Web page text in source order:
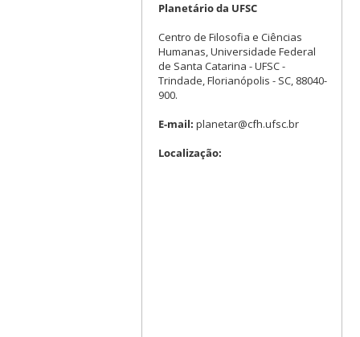
Planetário da UFSC
Centro de Filosofia e Ciências
Humanas, Universidade Federal
de Santa Catarina - UFSC -
Trindade, Florianópolis - SC, 88040-
900.
E-mail: planetar@cfh.ufsc.br
Localização: